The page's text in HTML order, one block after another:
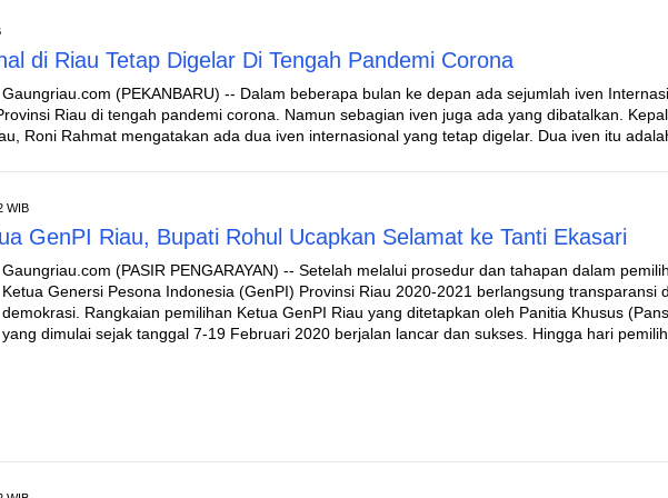
di Riau Tetap Digelar Di Tengah Pandemi Corona
Gaungriau.com (PEKANBARU) -- Dalam beberapa bulan ke depan ada sejumlah iven
Riau di tengah pandemi corona. Namun sebagian iven juga ada yang dibatalkan.
Roni Rahmat mengatakan ada dua iven internasional yang tetap digelar. Dua iven itu
WIB
GenPI Riau, Bupati Rohul Ucapkan Selamat ke Tanti Ekasari
Gaungriau.com (PASIR PENGARAYAN) -- Setelah melalui prosedur dan tahapan dalam
Ketua Genersi Pesona Indonesia (GenPI) Provinsi Riau 2020-2021 berlangsung transparansi
demokrasi. Rangkaian pemilihan Ketua GenPI Riau yang ditetapkan oleh Panitia Khusus
yang dimulai sejak tanggal 7-19 Februari 2020 berjalan lancar dan sukses. Hingga hari